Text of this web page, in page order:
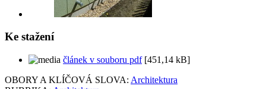
Ke stažení
článek v souboru pdf[451,14 kB]
OBORY A KLÍČOVÁ SLOVA: Architektura